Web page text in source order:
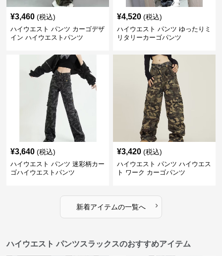
¥3,460 (税込)
ハイウエスト パンツ カーゴデザ
イン ハイウエストパンツ
¥4,520 (税込)
ハイウエスト パンツ ゆったりミ
リタリーカーゴパンツ
¥3,640 (税込)
ハイウエスト パンツ 迷彩柄カー
ゴハイウエストパンツ
¥3,420 (税込)
ハイウエスト パンツ ハイウエス
ト ワーク カーゴパンツ
新着アイテムの一覧へ ›
ハイウエスト パンツスラックスのおすすめアイテム